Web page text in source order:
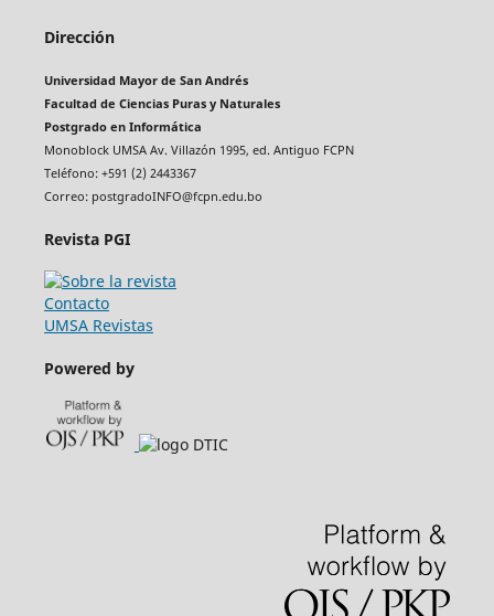
Dirección
Universidad Mayor de San Andrés
Facultad de Ciencias Puras y Naturales
Postgrado en Informática
Monoblock UMSA Av. Villazón 1995, ed. Antiguo FCPN
Teléfono: +591 (2) 2443367
Correo: postgradoINFO@fcpn.edu.bo
Revista PGI
Contacto
UMSA Revistas
Powered by